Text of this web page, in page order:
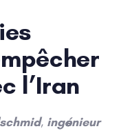
l’Iran
, ingénieur